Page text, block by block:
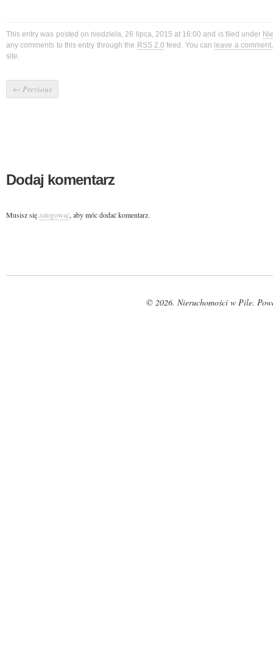
This entry was posted on niedziela, 26 lipca, 2015 at 16:00 and is filed under
any comments to this entry through the RSS 2.0 feed. You can leave a comment
site.
← Previous
Dodaj komentarz
Musisz sięzalogować, aby móc dodać komentarz.
© 2026. Nieruchomości w Pile.